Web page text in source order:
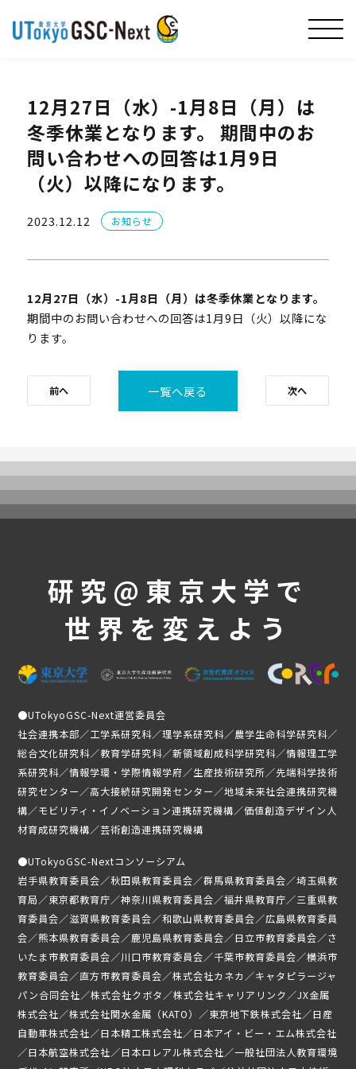
体験コース
第二段階
これまでの活動・成果
講義映像
実績と成果
活動レポート
受講生の声
メンバー紹介
ニュース
募集要項
受講生専用ページ
12月27日（水）-1月8日（月）は
冬季休業となります。 期間中のお
問い合わせへの回答は1月9日
（火）以降になります。
2023.12.12 お知らせ
12月27日（水）-1月8日（月）は冬季休業となります。
期間中のお問い合わせへの回答は1月9日（火）以降にな
ります。
前へ 一覧へ戻る 次へ
研究@東京大学で
世界を変えよう
●UTokyoGSC-Next運営委員会
社会連携本部／工学系研究科／理学系研究科／農学生命科学研究科／
総合文化研究科／教育学研究科／新領域創成科学研究科／情報理工学
系研究科／情報学環・学際情報学府／生産技術研究所／先端科学技術
研究センター／高大接続研究開発センター／地域未来社会連携研究機
構／モビリティ・イノベーション連携研究機構／価値創造デザイン人
材育成研究機構／芸術創造連携研究機構
●UTokyoGSC-Nextコンソーシアム
岩手県教育委員会／秋田県教育委員会／群馬県教育委員会／埼玉県教
育局／東京都教育庁／神奈川県教育委員会／福井県教育庁／三重県教
育委員会／滋賀県教育委員会／和歌山県教育委員会／広島県教育委員
会／熊本県教育委員会／鹿児島県教育委員会／日立市教育委員会／さ
いたま市教育委員会／川口市教育委員会／千葉市教育委員会／横浜市
教育委員会／直方市教育委員会／株式会社カネカ／キャタピラージャ
パン合同会社／株式会社クボタ／株式会社キャリアリンク／JX金属
株式会社／株式会社関水金属（KATO）／東京地下鉄株式会社／日産
自動車株式会社／日本精工株式会社／日本アイ・ビー・エム株式会社
／日本航空株式会社／日本ロレアル株式会社／一般社団法人教育環境